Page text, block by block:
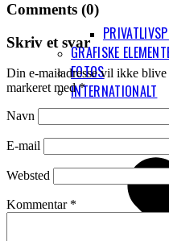
GRAFISKE
FOTOS
INTERNATIONALT
Comments (0)
Skriv et svar
Din e-mailadresse vil ikke blive
markeret med*
Navn
E-mail
Websted
Kommentar *